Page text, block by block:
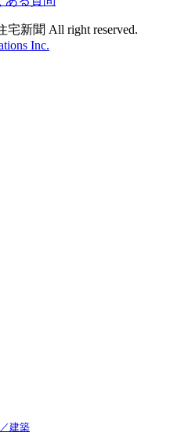
新聞 All right reserved.
Inc.
建築